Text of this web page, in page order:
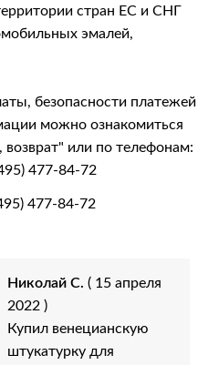
стран ЕС и СНГ
эмалей,
безопасности платежей
можно ознакомиться
возврат" или по телефонам:
477-84-72
477-84-72
Николай С. ( 15 апреля
2022 )
Купил венецианскую
штукатурку для